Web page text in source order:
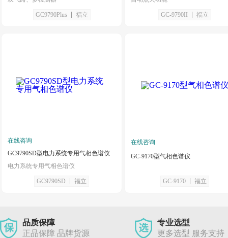
GC9790Plus 福立 GC-9790II 福立
在线咨询
GC9790SD型电力系统专用气相色谱仪
电力系统专用气相色谱仪
GC9790SD 福立
在线咨询
GC-9170型气相色谱仪
GC-9170 福立
品质保障
正品保障 品牌货源
专业选型
更多选型 服务支持